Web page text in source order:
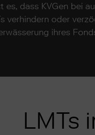
es, dass KVGen bei
verhindern oder
ihres
LMTs